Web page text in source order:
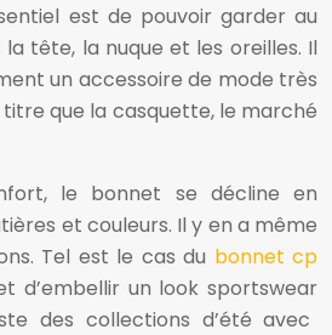
est de pouvoir garder au
tête, la nuque et les oreilles. Il
un accessoire de mode très
que la casquette, le marché
le bonnet se décline en
et couleurs. Il y en a même
Tel est le cas du bonnet cp
d’embellir un look sportswear
des collections d’été avec